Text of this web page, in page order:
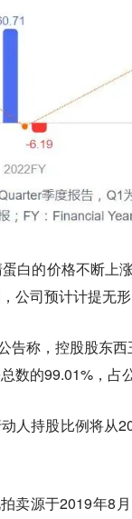
白的价格不断上
公司预计计提无
告称，控股股东
数的99.01%，占
人持股比例将从
卖源于2019年8